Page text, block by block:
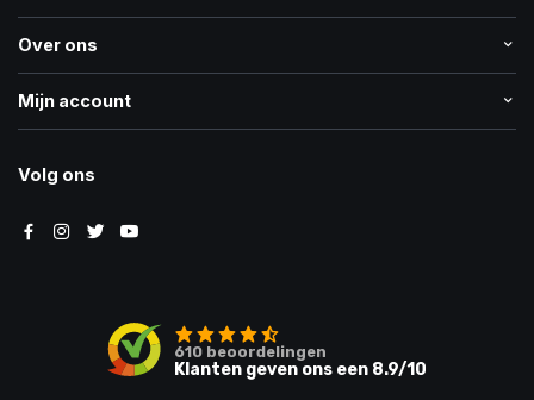
Over ons
Mijn account
Volg ons
610 beoordelingen
Klanten geven ons een 8.9/10